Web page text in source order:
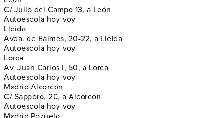
C/ Julio del Campo 13, a León
Autoescola hoy-voy
Lleida
Avda. de Balmes, 20-22, a Lleida
Autoescola hoy-voy
Lorca
Av. Juan Carlos I, 50, a Lorca
Autoescola hoy-voy
Madrid Alcorcón
C/ Sapporo, 20, a Alcorcón
Autoescola hoy-voy